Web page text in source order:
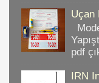
Uçan
pdf
IRN